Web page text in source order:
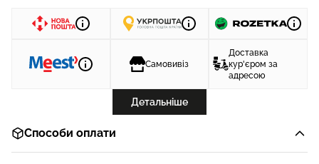
Самовивіз
Доставка
кур'єром за
адресою
Детальніше
Способи оплати